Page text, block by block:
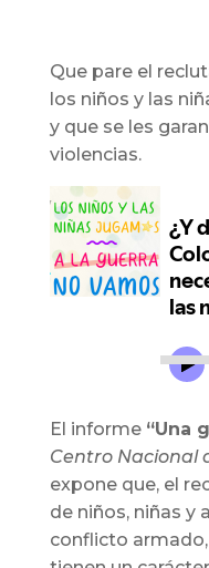
Que pare el
los niños y las
y que se les
violencias.
El informe “Una
Centro Nacional
expone que, el
de niños, niñas y
conflicto